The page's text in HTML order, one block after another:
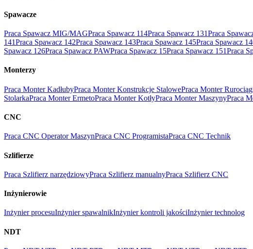
Spawacze
Praca Spawacz MIG/MAGPraca Spawacz 114Praca Spawacz 131Praca
141Praca Spawacz 142Praca Spawacz 143Praca Spawacz 145Praca Spawacz
Spawacz 126Praca Spawacz PAWPraca Spawacz 15Praca Spawacz 151Praca
Monterzy
Praca Monter KadłubyPraca Monter Konstrukcje StalowePraca Monter
StolarkaPraca Monter ErmetoPraca Monter KotłyPraca Monter MaszynyPraca
CNC
Praca CNC Operator MaszynPraca CNC ProgramistaPraca CNC Technik
Szlifierze
Praca Szlifierz narzędziowyPraca Szlifierz manualnyPraca Szlifierz CNC
Inżynierowie
Inżynier procesuInżynier spawalnikInżynier kontroli jakościInżynier technolog
NDT